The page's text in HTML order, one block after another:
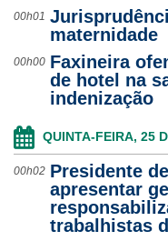
00h01
maternidade
00h00 Faxineira
de hotel na
indenização
QUINTA-FEIRA, 25
00h02 Presidente
apresentar
trabalhistas